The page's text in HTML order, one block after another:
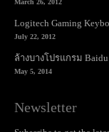
March 26, 2012
Logitech Gaming
July 22, 2012
ล้างบางโปรแกรม
May 5, 2014
Newsletter